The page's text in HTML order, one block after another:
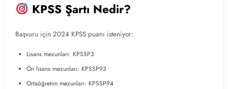
KPSS Şartı Nedir?
Başvuru için 2024 KPSS puanı isteniyor:
Lisans mezunları: KPSSP3
Ön lisans mezunları: KPSSP93
Ortaöğretim mezunları: KPSSP94